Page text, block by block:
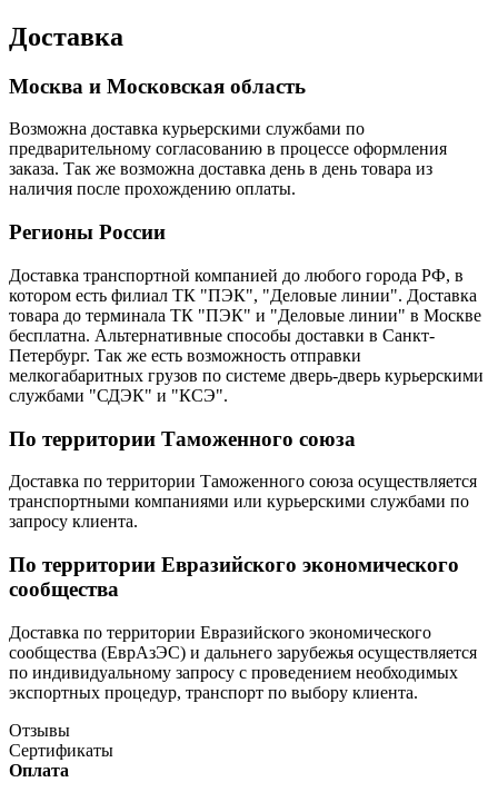
Доставка
Москва и Московская область
Возможна доставка курьерскими службами по
предварительному согласованию в процессе оформления
заказа. Так же возможна доставка день в день товара из
наличия после прохождению оплаты.
Регионы России
Доставка транспортной компанией до любого города РФ, в
котором есть филиал ТК "ПЭК", "Деловые линии". Доставка
товара до терминала ТК "ПЭК" и "Деловые линии" в Москве
бесплатна. Альтернативные способы доставки в Санкт-
Петербург. Так же есть возможность отправки
мелкогабаритных грузов по системе дверь-дверь курьерскими
службами "СДЭК" и "КСЭ".
По территории Таможенного союза
Доставка по территории Таможенного союза осуществляется
транспортными компаниями или курьерскими службами по
запросу клиента.
По территории Евразийского экономического
сообщества
Доставка по территории Евразийского экономического
сообщества (ЕврАзЭС) и дальнего зарубежья осуществляется
по индивидуальному запросу с проведением необходимых
экспортных процедур, транспорт по выбору клиента.
Отзывы
Сертификаты
Оплата